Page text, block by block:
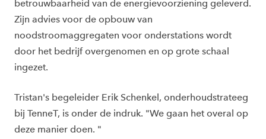
betrouwbaarheid van de energievoorziening geleverd.
Zijn advies voor de opbouw van
noodstroomaggregaten voor onderstations wordt
door het bedrijf overgenomen en op grote schaal
ingezet.
Tristan's begeleider Erik Schenkel, onderhoudstrateeg
bij TenneT, is onder de indruk. "We gaan het overal op
deze manier doen. "